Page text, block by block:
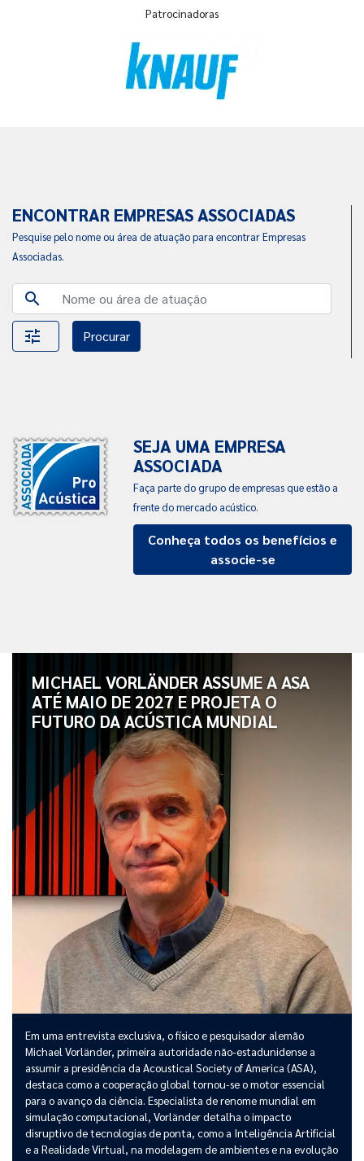
Patrocinadoras
ENCONTRAR EMPRESAS ASSOCIADAS
Pesquise pelo nome ou área de atuação para encontrar Empresas
Associadas.
search
tune
Procurar
SEJA UMA EMPRESA
ASSOCIADA
Faça parte do grupo de empresas que estão a
frente do mercado acústico.
Conheça todos os benefícios e
associe-se
MICHAEL VORLÄNDER ASSUME A ASA
ATÉ MAIO DE 2027 E PROJETA O
FUTURO DA ACÚSTICA MUNDIAL
Em uma entrevista exclusiva, o físico e pesquisador alemão
Michael Vorländer, primeira autoridade não-estadunidense a
assumir a presidência da Acoustical Society of America (ASA),
destaca como a cooperação global tornou-se o motor essencial
para o avanço da ciência. Especialista de renome mundial em
simulação computacional, Vorländer detalha o impacto
disruptivo de tecnologias de ponta, como a Inteligência Artificial
e a Realidade Virtual, na modelagem de ambientes e na evolução